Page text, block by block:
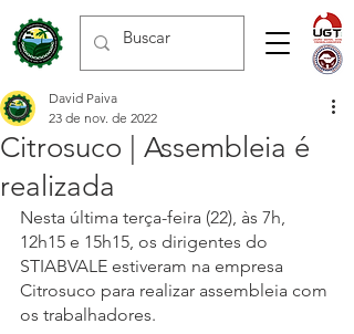
Citrosuco | Assembleia é
realizada
David Paiva
23 de nov. de 2022
Nesta última terça-feira (22), às 7h,
12h15 e 15h15, os dirigentes do
STIABVALE estiveram na empresa
Citrosuco para realizar assembleia com
os trabalhadores.